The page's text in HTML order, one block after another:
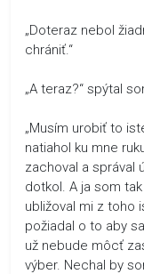
„Doteraz nebol
chrániť.“
„A teraz?“ spýtal
„Musím urobiť to
natiahol ku mne
zachoval a správal
dotkol. A ja som
ubližoval mi z toho
požiadal o to aby
už nebude môcť
výber. Nechal by